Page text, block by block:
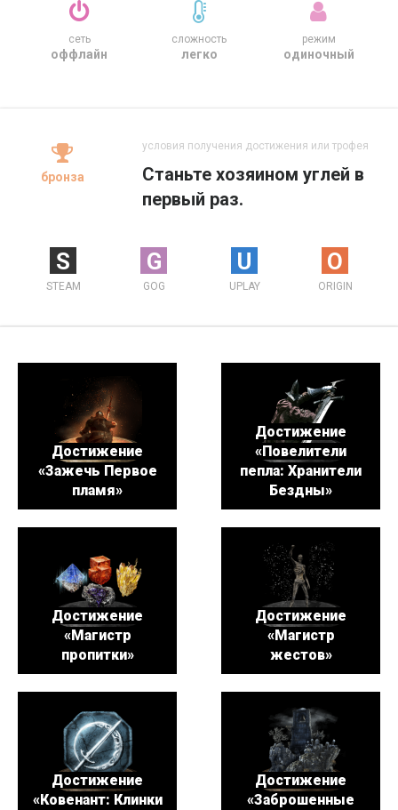
сеть
оффлайн
сложность
легко
режим
одиночный
бронза
условия получения достижения или трофея
Станьте хозяином углей в
первый раз.
S
STEAM
G
GOG
U
UPLAY
O
ORIGIN
Достижение
«Зажечь Первое
пламя»
Достижение
«Повелители
пепла: Хранители
Бездны»
Достижение
«Магистр
пропитки»
Достижение
«Магистр
жестов»
Достижение
«Ковенант: Клинки
Достижение
«Заброшенные